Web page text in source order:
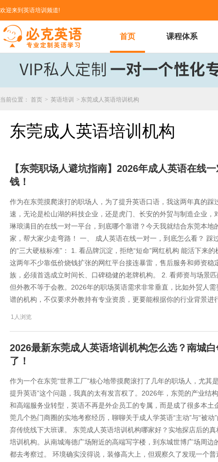
欢迎来到英语培训频道!
首页 课程体系
当前位置： 首页 > 英语培训 > 东莞成人英语培训机构
东莞成人英语培训机构
【东莞职场人避坑指南】2026年成人英语在线
钱！
作为在东莞摸爬滚打的职场人，为了提升英语口语，我这两年真的踩
速，无论是松山湖的科技企业，还是虎门、长安的外贸与制造企业
琳琅满目的在线一对一平台，到底哪个靠谱？今天我就结合东莞本
家，帮大家少走弯路！ 一、 成人英语在线一对一，到底怎么看？
的“三大硬核标准”： 1. 看品牌沉淀，拒绝“短命”网红机构 能活下来
这两年不少靠低价烧钱扩张的网红平台接连暴雷，售后服务和师资
族，必须首选成立时间长、口碑稳健的老牌机构。 2. 看师资与场景
但外教不等于会教。2026年的职场英语需求非常垂直，比如外贸人
谱的机构，不仅要求外教持有专业资质，更要能根据你的行业背景进
1人浏览
2026最新东莞成人英语培训机构怎么选？南城
了！
作为一个在东莞“世界工厂”核心地带摸爬滚打了几年的职场人，尤其
提升英语”这个问题，我真的太有发言权了。2026年，东莞的产业结
和高端服务业转型，英语不再是外企员工的专属，而是成了很多本土
莞几个热门商圈的实地考察经历，聊聊关于成人学英语“主动”与“被
弃传统线下大班课。 东莞成人英语培训机构哪家好？实地探店后的
培训机构。从南城海德广场附近的高端写字楼，到东城世博广场周
都去考察过。 环境确实没得说，装修高大上，但观察久了发现一个